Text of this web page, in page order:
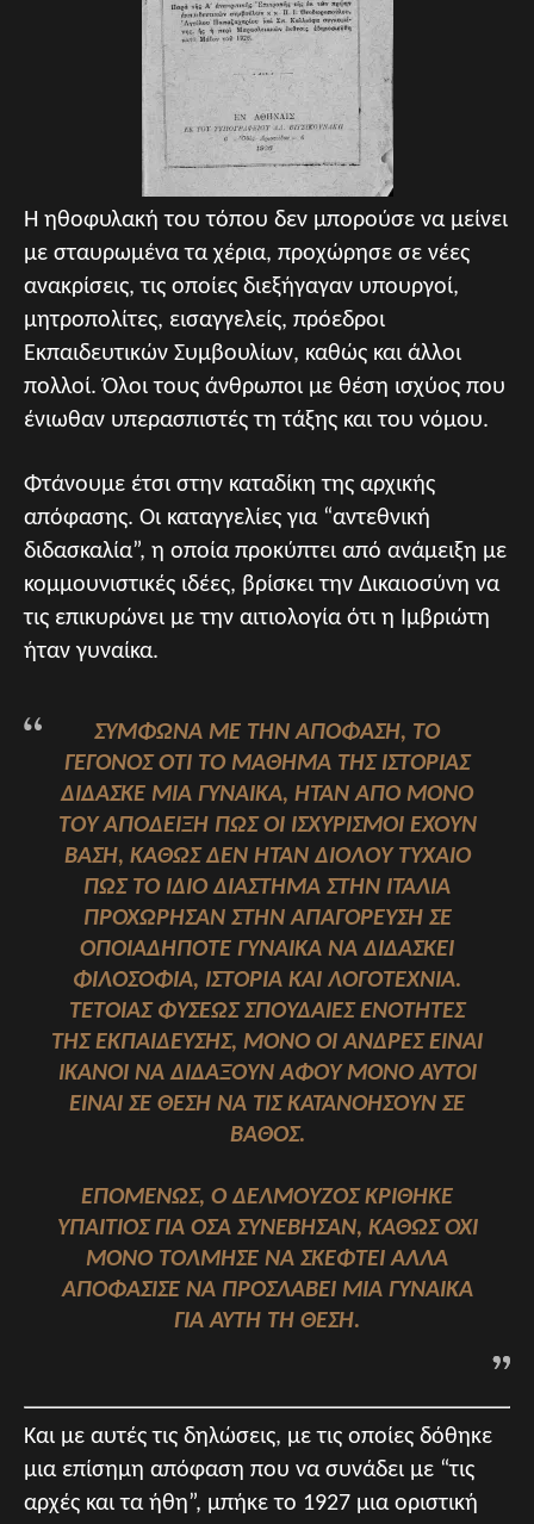
Η ηθοφυλακή του τόπου δεν μπορούσε να μείνει
με σταυρωμένα τα χέρια, προχώρησε σε νέες
ανακρίσεις, τις οποίες διεξήγαγαν υπουργοί,
μητροπολίτες, εισαγγελείς, πρόεδροι
Εκπαιδευτικών Συμβουλίων, καθώς και άλλοι
πολλοί. Όλοι τους άνθρωποι με θέση ισχύος που
ένιωθαν υπερασπιστές τη τάξης και του νόμου.
Φτάνουμε έτσι στην καταδίκη της αρχικής
απόφασης. Οι καταγγελίες για “αντεθνική
διδασκαλία”, η οποία προκύπτει από ανάμειξη με
κομμουνιστικές ιδέες, βρίσκει την Δικαιοσύνη να
τις επικυρώνει με την αιτιολογία ότι η Ιμβριώτη
ήταν γυναίκα.
ΣΎΜΦΩΝΑ ΜΕ ΤΗΝ ΑΠΌΦΑΣΗ, ΤΟ
ΓΕΓΟΝΌΣ ΌΤΙ ΤΟ ΜΆΘΗΜΑ ΤΗΣ ΙΣΤΟΡΊΑΣ
ΔΊΔΑΣΚΕ ΜΙΑ ΓΥΝΑΊΚΑ, ΉΤΑΝ ΑΠΌ ΜΌΝΟ
ΤΟΥ ΑΠΌΔΕΙΞΗ ΠΩΣ ΟΙ ΙΣΧΥΡΙΣΜΟΊ ΈΧΟΥΝ
ΒΆΣΗ, ΚΑΘΏΣ ΔΕΝ ΉΤΑΝ ΔΙΌΛΟΥ ΤΥΧΑΊΟ
ΠΩΣ ΤΟ ΊΔΙΟ ΔΙΆΣΤΗΜΑ ΣΤΗΝ ΙΤΑΛΊΑ
ΠΡΟΧΏΡΗΣΑΝ ΣΤΗΝ ΑΠΑΓΌΡΕΥΣΗ ΣΕ
ΟΠΟΙΑΔΉΠΟΤΕ ΓΥΝΑΊΚΑ ΝΑ ΔΙΔΆΣΚΕΙ
ΦΙΛΟΣΟΦΊΑ, ΙΣΤΟΡΊΑ ΚΑΙ ΛΟΓΟΤΕΧΝΊΑ.
ΤΈΤΟΙΑΣ ΦΎΣΕΩΣ ΣΠΟΥΔΑΊΕΣ ΕΝΌΤΗΤΕΣ
ΤΗΣ ΕΚΠΑΊΔΕΥΣΗΣ, ΜΌΝΟ ΟΙ ΆΝΔΡΕΣ ΕΊΝΑΙ
ΙΚΑΝΟΊ ΝΑ ΔΙΔΆΞΟΥΝ ΑΦΟΎ ΜΌΝΟ ΑΥΤΟΊ
ΕΊΝΑΙ ΣΕ ΘΈΣΗ ΝΑ ΤΙΣ ΚΑΤΑΝΟΉΣΟΥΝ ΣΕ
ΒΆΘΟΣ.
ΕΠΟΜΈΝΩΣ, Ο ΔΕΛΜΟΎΖΟΣ ΚΡΊΘΗΚΕ
ΥΠΑΊΤΙΟΣ ΓΙΑ ΌΣΑ ΣΥΝΈΒΗΣΑΝ, ΚΑΘΏΣ ΌΧΙ
ΜΌΝΟ ΤΌΛΜΗΣΕ ΝΑ ΣΚΕΦΤΕΊ ΑΛΛΆ
ΑΠΟΦΆΣΙΣΕ ΝΑ ΠΡΟΣΛΆΒΕΙ ΜΙΑ ΓΥΝΑΊΚΑ
ΓΙΑ ΑΥΤΉ ΤΗ ΘΈΣΗ.
Και με αυτές τις δηλώσεις, με τις οποίες δόθηκε
μια επίσημη απόφαση που να συνάδει με “τις
αρχές και τα ήθη”, μπήκε το 1927 μια οριστική